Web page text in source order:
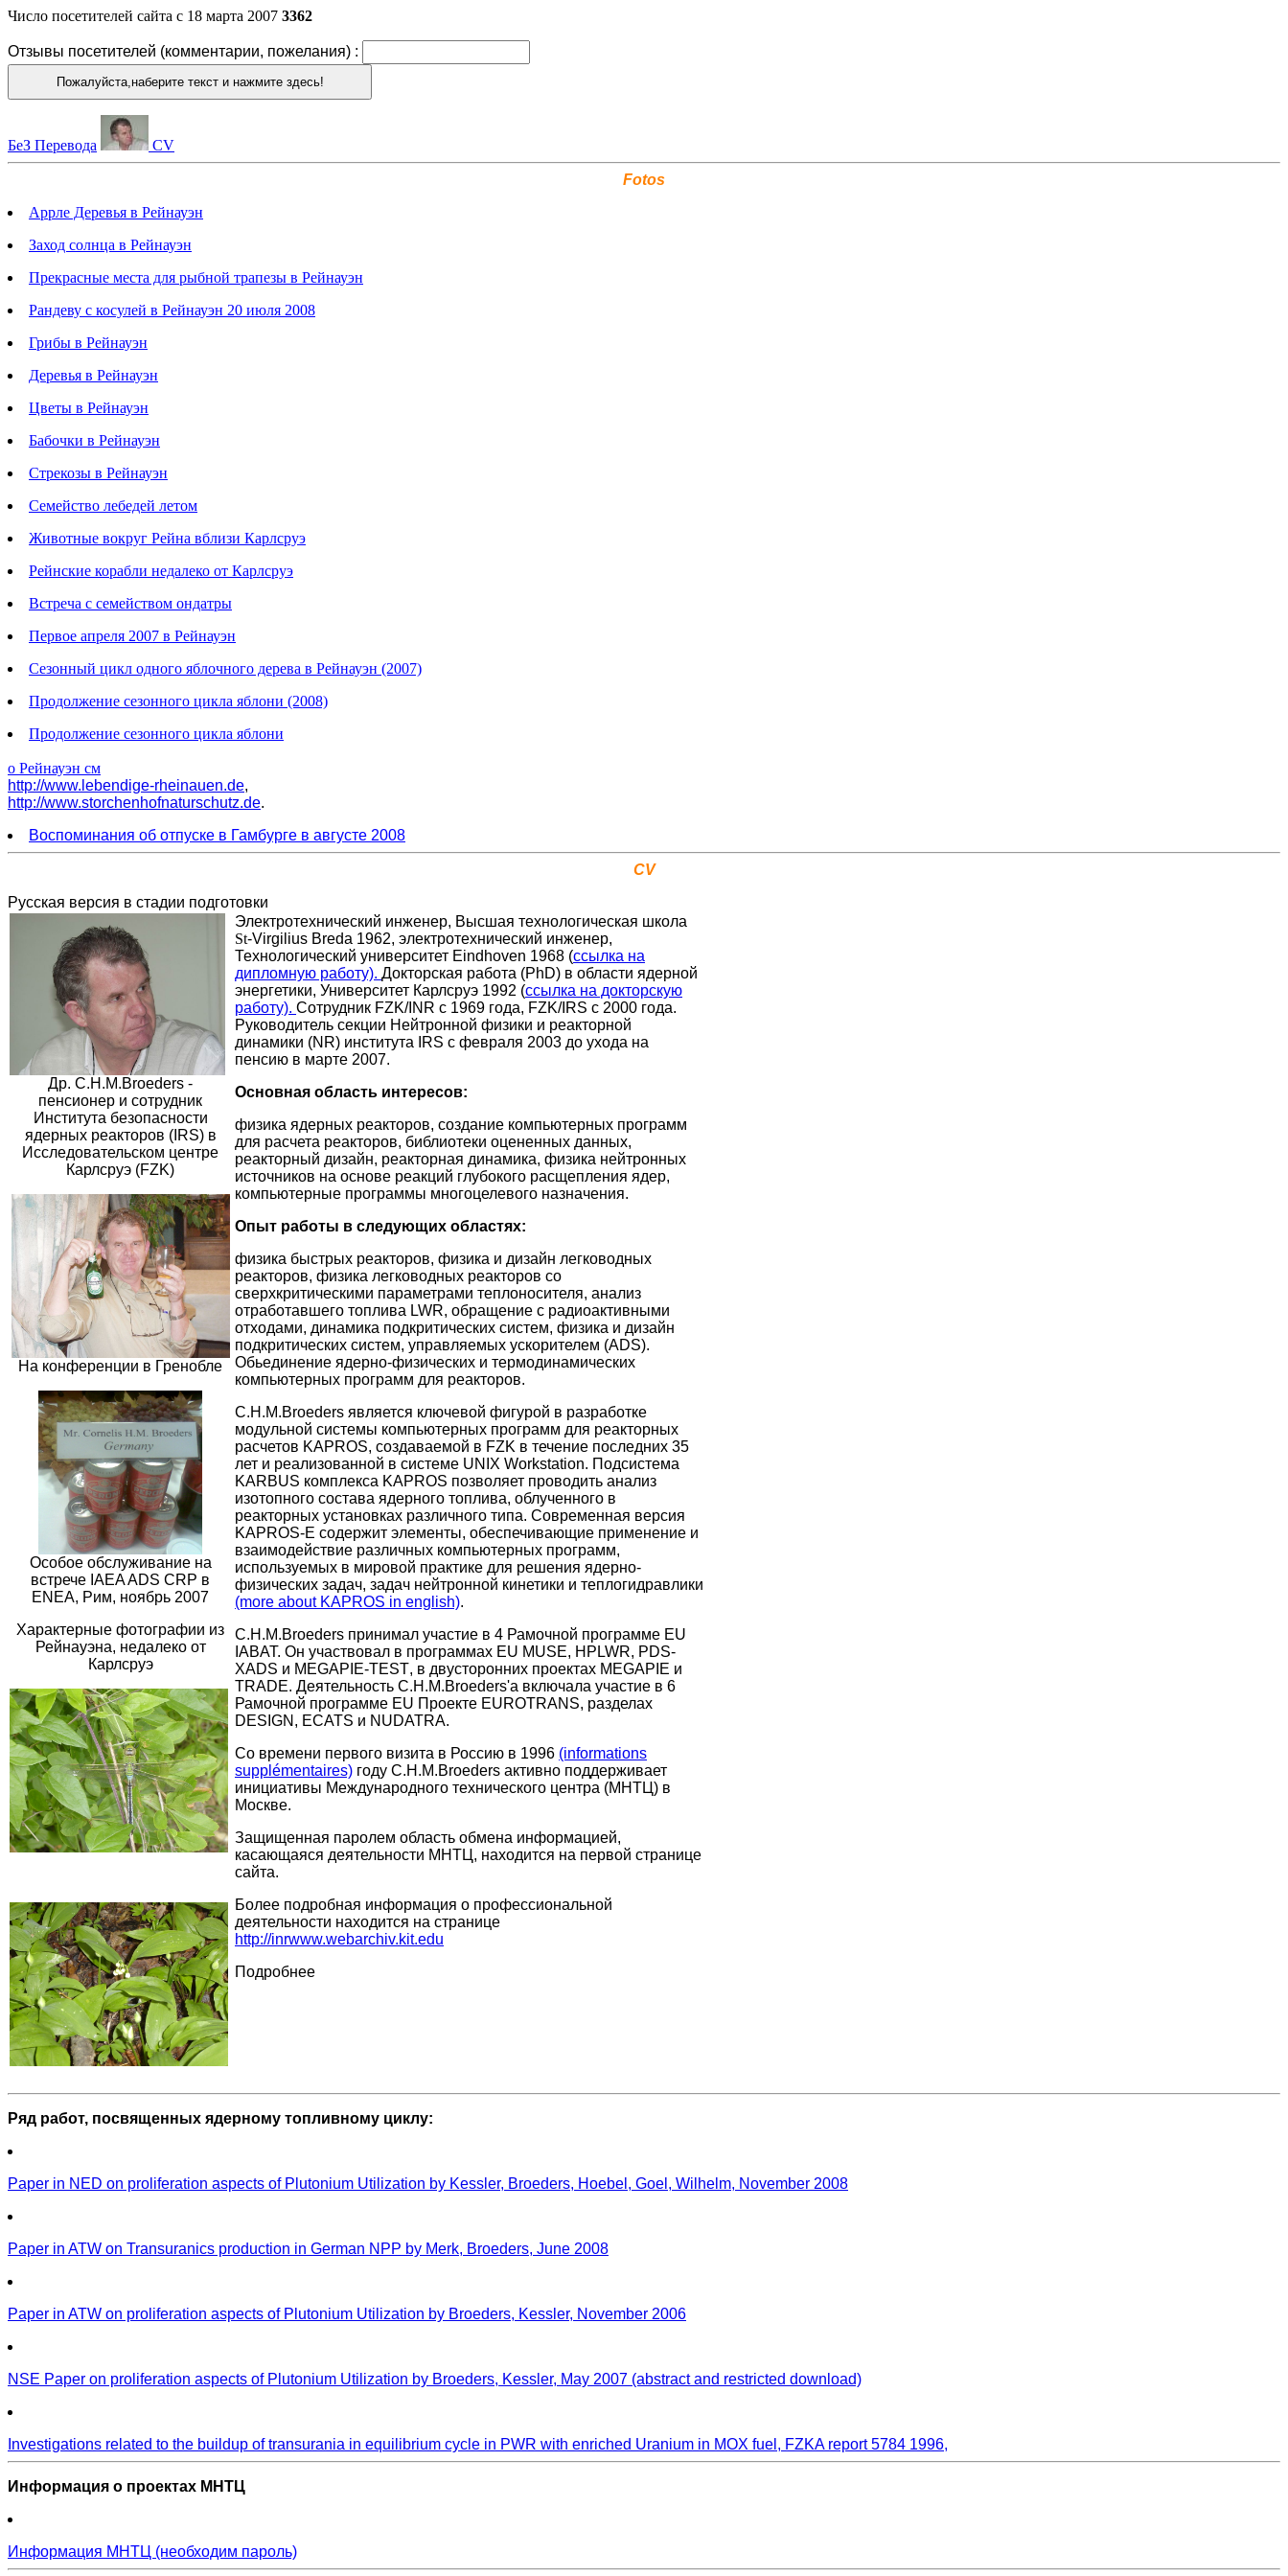
Число посетителей сайта с 18 марта 2007 3362
Отзывы посетителей (комментарии, пожелания) :
БеЗ Перевода CV
Fotos
Аррле Деревья в Рейнауэн
Заход солнца в Рейнауэн
Прекрасные места для рыбной трапезы в Рейнауэн
Рандеву с косулей в Рейнауэн 20 июля 2008
Грибы в Рейнауэн
Деревья в Рейнауэн
Цветы в Рейнауэн
Бабочки в Рейнауэн
Стрекозы в Рейнауэн
Семейство лебедей летом
Животные вокруг Рейна вблизи Карлсруэ
Рейнские корабли недалеко от Карлсруэ
Встреча с семейством ондатры
Первое апреля 2007 в Рейнауэн
Сезонный цикл одного яблочного дерева в Рейнауэн (2007)
Продолжение сезонного цикла яблони (2008)
Продолжение сезонного цикла яблони
о Рейнауэн см
http://www.lebendige-rheinauen.de,
http://www.storchenhofnaturschutz.de.
Воспоминания об отпуске в Гамбурге в августе 2008
CV
Русская версия в стадии подготовки
Др. C.H .M.Broeders -
пенсионер и сотрудник
Института безопасности
ядерных реакторов (IRS) в
Исследовательском центре
Карлсруэ (FZK)
На конференции в Гренобле
Особое oбслуживание на
встрече IAEAADS CRP в
ENEA, Рим, ноябрь 2007
Характерные фотографии из
Рейнауэна, недалеко от
Карлсруэ
Электротехнический инженер, Высшая технологическая школа
St-Virgilius Breda 1962, электротехнический инженер,
Технологический университет Eindhoven 1968 (ссылка на
дипломную работу). Докторская работа (PhD) в области ядерной
энергетики, Университет Карлсруэ 1992 (ссылка на докторскую
работу). Сотрудник FZK/INR с 1969 года, FZK/IRS с 2000 года.
Руководитель секции Нейтронной физики и реакторной
динамики (NR) института IRS с февраля 2003 до ухода на
пенсию в марте 2007.
Основная область интересов:
физика ядерных реакторов, создание компьютерных программ
для расчета реакторов, библиотеки оцененных данных,
реакторный дизайн, реакторная динамика, физика нейтронных
источников на основе реакций глубокого расщепления ядер,
компьютерные программы многоцелевого назначения.
Опыт работы в следующих областях:
физика быстрых реакторов, физика и дизайн легководных
реакторов, физика легководных реакторов со
сверхкритическими параметрами теплоносителя, анализ
отработавшего топлива LWR, обращение с радиоактивными
отходами, динамика подкритических систем, физика и дизайн
подкритических систем, управляемых ускорителем (ADS).
Обьединение ядерно-физических и термодинамических
компьютерных программ для реакторов.
C.H.M.Broeders является ключевой фигурой в разработке
модульной системы компьютерных программ для реакторных
расчетов KAPROS, создаваемой в FZK в течение последних 35
лет и реализованной в системе UNIX Workstation. Подсистема
KARBUS комплекса KAPROS позволяет проводить анализ
изотопного состава ядерного топлива, облученного в
реакторных установках различного типа. Современная версия
KAPROS-E содержит элементы, обеспечивающие применение и
взаимодействие различных компьютерных программ,
используемых в мировой практике для решения ядерно-
физических задач, задач нейтронной кинетики и теплогидравлики
(more about KAPROS in english).
C.H.M.Broeders принимал участие в 4 Рамочной программе EU
IABAT. Он участвовал в программах EU MUSE, HPLWR, PDS-
XADS и MEGAPIE-TEST, в двусторонних проектах MEGAPIE и
TRADE. Деятельность C.H .M.Broeders'a включала участие в 6
Рамочной программе EU Проекте EUROTRANS, разделах
DESIGN , ECATS и NUDATRA.
Со времени первого визита в Россию в 1996 (informations
supplémentaires) году C.H .M.Broeders активно поддерживает
инициативы Международного технического центра (МНТЦ) в
Москве.
Защищенная паролем область обмена информацией,
касающаяся деятельности МНТЦ, находится на первой странице
сайта.
Более подробная информация о профессиональной
деятельности находится на странице
http://inrwww.webarchiv.kit.edu
Подробнее
Ряд работ, посвященных ядерному топливному циклу:
Paper in NED on proliferation aspects of Plutonium Utilization by Kessler, Broeders, Hoebel, Goel, Wilhelm, November 2008
Paper in ATW on Transuranics production in German NPP by Merk, Broeders, June 2008
Paper in ATW on proliferation aspects of Plutonium Utilization by Broeders, Kessler, November 2006
NSE Paper on proliferation aspects of Plutonium Utilization by Broeders, Kessler, May 2007 (abstract and restricted download)
Investigations related to the buildup of transurania in equilibrium cycle in PWR with enriched Uranium in MOX fuel, FZKA report 5784 1996,
Информация о проектах МНТЦ
Информация МНТЦ (необходим пароль)